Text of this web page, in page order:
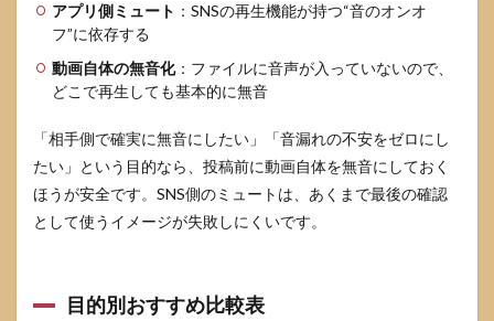
アプリ側ミュート ：SNSの再生機能が持つ“音のオンオ
フ”に依存する
動画自体の無音化：ファイルに音声が入っていないので、
どこで再生しても基本的に無音
「相手側で確実に無音にしたい」「音漏れの不安をゼロにし
たい」という目的なら、投稿前に動画自体を無音にしておく
ほうが安全です。SNS側のミュートは、あくまで最後の確認
として使うイメージが失敗しにくいです。
目的別おすすめ比較表